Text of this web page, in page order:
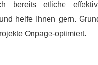
bereits etliche
helfe Ihnen gern.
Onpage-optimiert.